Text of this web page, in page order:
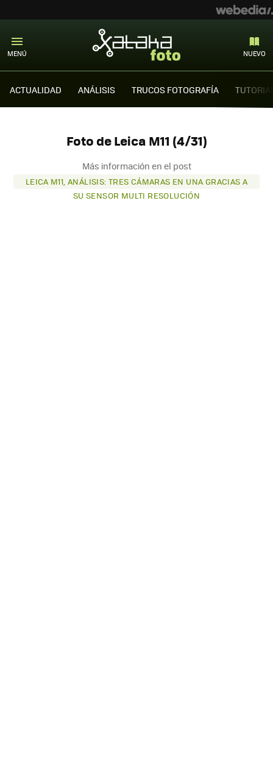
MENÚ NUEVO
ACTUALIDAD ANÁLISIS TRUCOS FOTOGRAFÍA
Foto de Leica M11 (4/31)
Más información en el post
LEICA M11, ANÁLISIS: TRES CÁMARAS EN UNA GRACIAS A
SU SENSOR MULTI RESOLUCIÓN